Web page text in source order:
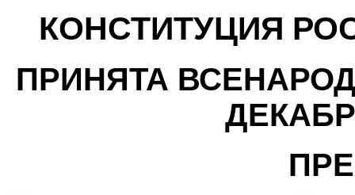
КОНСТИТУЦИЯ
ПРИНЯТА